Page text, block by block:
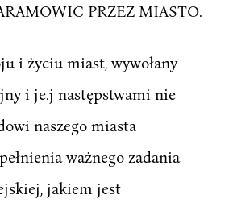
PRZEZ MIASTO.
i życiu miast, wywołany
i je.j następstwami nie
naszego miasta
ważnego zadania
jakiem jest